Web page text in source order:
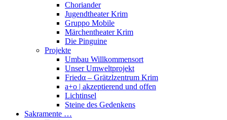
Choriander
Jugendtheater Krim
Gruppo Mobile
Märchentheater Krim
Die Pinguine
Projekte
Umbau Willkommensort
Unser Umweltprojekt
Friedα – Grätzlzentrum Krim
a+o | akzeptierend und offen
Lichtinsel
Steine des Gedenkens
Sakramente …